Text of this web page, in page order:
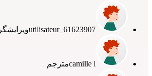
utilisateur_61623907ویرایشگر
camille lمترجم